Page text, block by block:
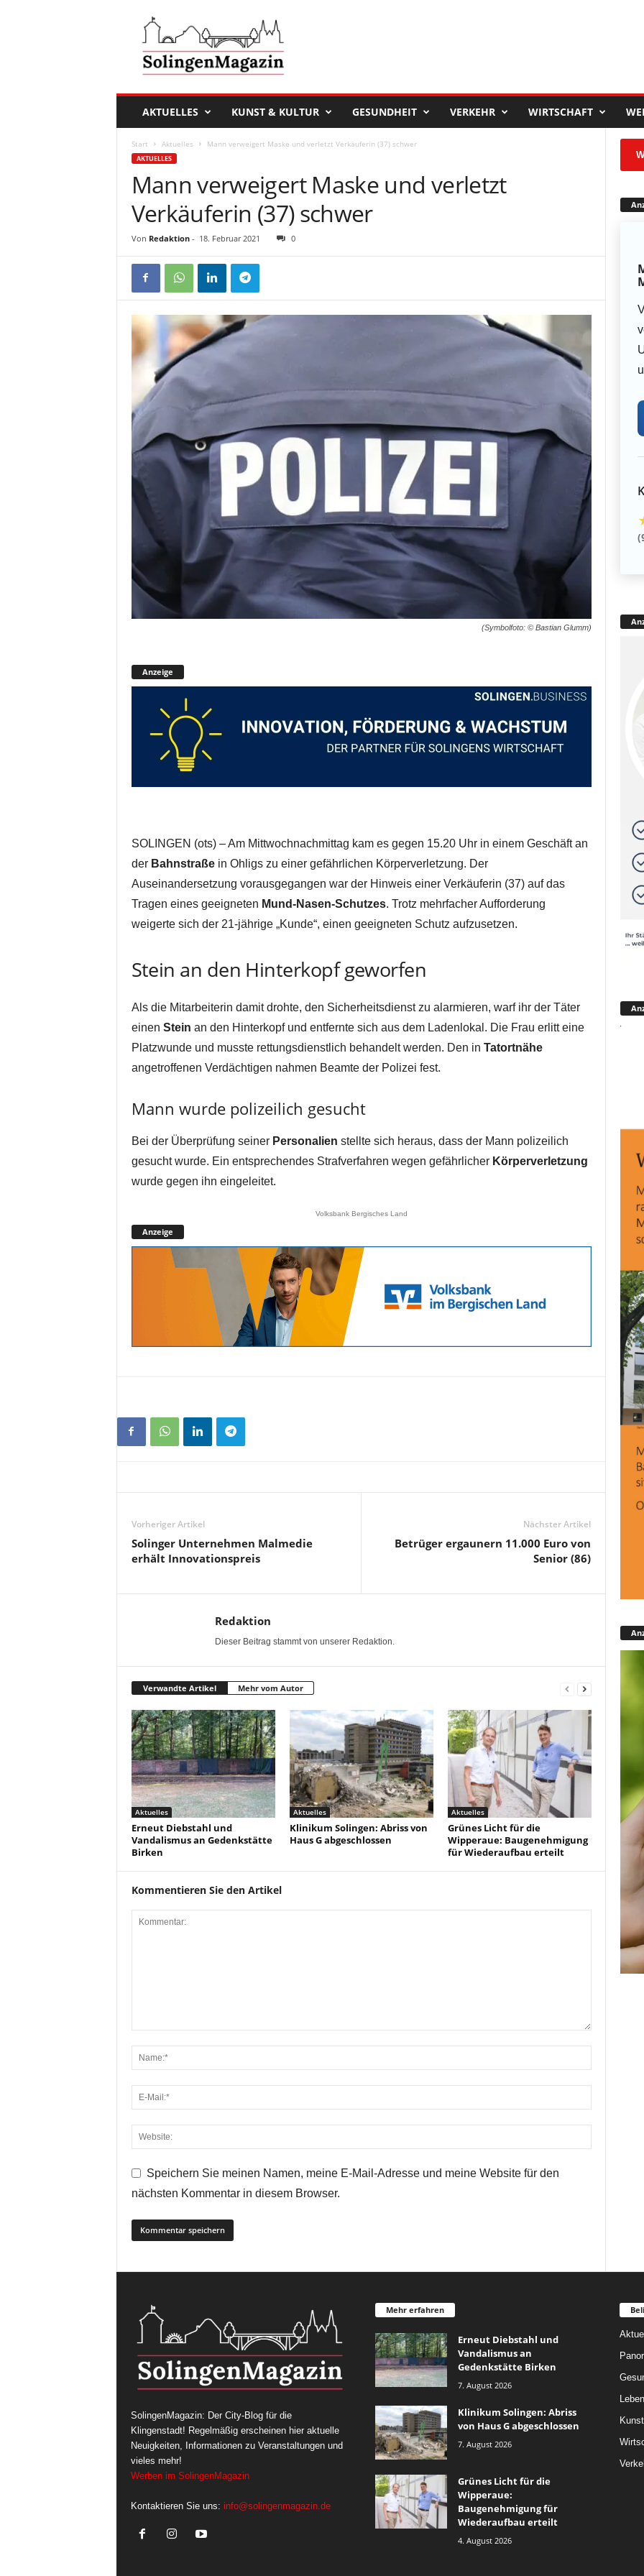
i
AKTUELLES KUNST & KULTUR GESUNDHEIT VERKEHR WIRTSCHAFT
Start Aktuelles Mann verweigert Maske und verletzt Verkäuferin (37) schwer
AKTUELLES
Mann verweigert Maske und verletzt
Verkäuferin (37) schwer
Von Redaktion- 18. Februar 2021 0
(Symbolfoto: © Bastian Glumm)
Anzeige
SOLINGEN (ots) – Am Mittwochnachmittag kam es gegen 15.20 Uhr in einem Geschäft an
der Bahnstraßein Ohligs zu einer gefährlichen Körperverletzung. Der
Auseinandersetzung vorausgegangen war der Hinweis einer Verkäuferin (37) auf das
Tragen eines geeigneten Mund-Nasen-Schutzes. Trotz mehrfacher Aufforderung
weigerte sich der 21-jährige „Kunde“, einen geeigneten Schutz aufzusetzen.
Stein an den Hinterkopf geworfen
Als die Mitarbeiterin damit drohte, den Sicherheitsdienst zu alarmieren, warf ihr der Täter
einen Stein an den Hinterkopf und entfernte sich aus dem Ladenlokal. Die Frau erlitt eine
Platzwunde und musste rettungsdienstlich behandelt werden. Den in Tatortnähe
angetroffenen Verdächtigen nahmen Beamte der Polizei fest.
Mann wurde polizeilich gesucht
Bei der Überprüfung seiner Personalien stellte sich heraus, dass der Mann polizeilich
gesucht wurde. Ein entsprechendes Strafverfahren wegen gefährlicher Körperverletzung
wurde gegen ihn eingeleitet.
Volksbank Bergisches Land
Anzeige
Vorheriger Artikel
Solinger Unternehmen Malmedie
erhält Innovationspreis
Nächster Artikel
Betrüger ergaunern 11.000 Euro von
Senior (86)
Redaktion
Dieser Beitrag stammt von unserer Redaktion.
Verwandte Artikel Mehr vom Autor
Aktuelles
Erneut Diebstahl und
Vandalismus an Gedenkstätte
Birken
Aktuelles
Klinikum Solingen: Abriss von
Haus G abgeschlossen
Aktuelles
Grünes Licht für die
Wipperaue: Baugenehmigung
für Wiederaufbau erteilt
Kommentieren Sie den Artikel
Speichern Sie meinen Namen, meine E-Mail-Adresse und meine Website für den
nächsten Kommentar in diesem Browser.
SolingenMagazin: Der City-Blog für die
Klingenstadt! Regelmäßig erscheinen hier aktuelle
Neuigkeiten, Informationen zu Veranstaltungen und
vieles mehr!
Werben im SolingenMagazin
Kontaktieren Sie uns: info@solingenmagazin.de
Mehr erfahren
Erneut Diebstahl und
Vandalismus an
Gedenkstätte Birken
7. August 2026
Klinikum Solingen: Abriss
von Haus G abgeschlossen
7. August 2026
Grünes Licht für die
Wipperaue:
Baugenehmigung für
Wiederaufbau erteilt
4. August 2026